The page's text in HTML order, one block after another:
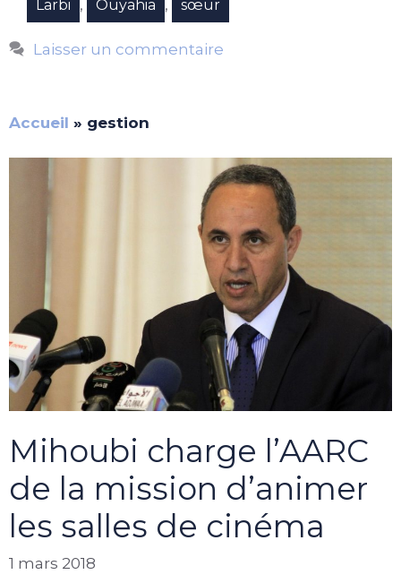
Larbi , Ouyahia , sœur
Laisser un commentaire
Accueil » gestion
Mihoubi charge l’AARC
de la mission d’animer
les salles de cinéma
1 mars 2018